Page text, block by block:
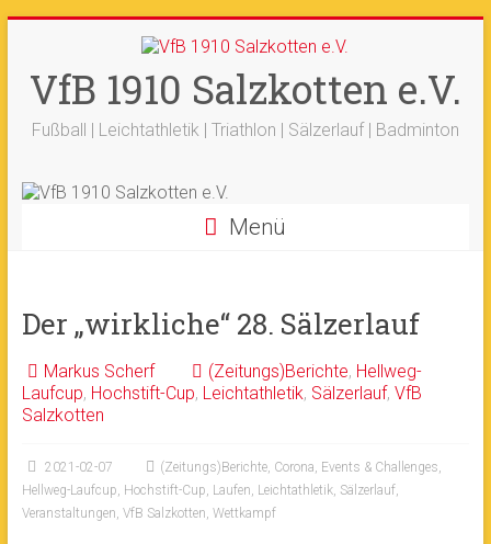
springen
VfB 1910 Salzkotten e.V.
Fußball | Leichtathletik | Triathlon | Sälzerlauf | Badminton
Menü
Der „wirkliche“ 28. Sälzerlauf
Markus Scherf (Zeitungs)Berichte, Hellweg-
Laufcup, Hochstift-Cup, Leichtathletik, Sälzerlauf, VfB
Salzkotten
2021-02-07 (Zeitungs)Berichte, Corona, Events & Challenges,
Hellweg-Laufcup, Hochstift-Cup, Laufen, Leichtathletik, Sälzerlauf,
Veranstaltungen, VfB Salzkotten, Wettkampf
+++ 21-03. -33. Sälzerlauf+++
Ergebnisse +++ Beitrag vom saelzer.tv
ist online
+++ Fotos sind online+++
+++ 18.-19.04. -Werfertage +++
Ok!